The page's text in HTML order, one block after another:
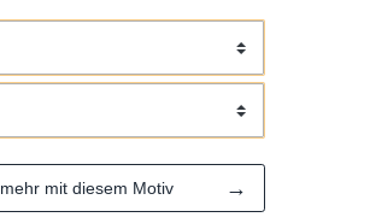
mehr mit diesem Motiv →